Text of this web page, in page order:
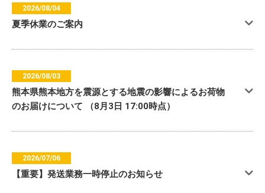
2026/08/04
夏季休業のご案内
2026/08/03
熊本県熊本地方を震源とする地震の影響によるお荷物
のお届けについて （8月3日 17:00時点）
2026/07/06
【重要】発送業務一時停止のお知らせ